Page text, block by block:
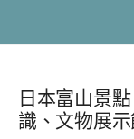
日本富山景
識、文物展